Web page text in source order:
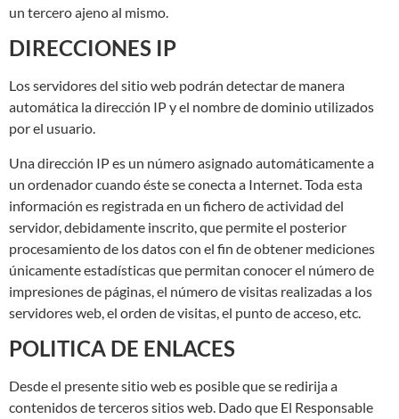
un tercero ajeno al mismo.
DIRECCIONES IP
Los servidores del sitio web podrán detectar de manera
automática la dirección IP y el nombre de dominio utilizados
por el usuario.
Una dirección IP es un número asignado automáticamente a
un ordenador cuando éste se conecta a Internet. Toda esta
información es registrada en un fichero de actividad del
servidor, debidamente inscrito, que permite el posterior
procesamiento de los datos con el fin de obtener mediciones
únicamente estadísticas que permitan conocer el número de
impresiones de páginas, el número de visitas realizadas a los
servidores web, el orden de visitas, el punto de acceso, etc.
POLITICA DE ENLACES
Desde el presente sitio web es posible que se redirija a
contenidos de terceros sitios web. Dado que El Responsable